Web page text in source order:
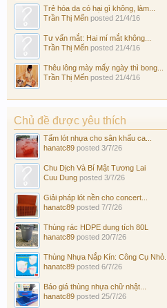
Trẻ hóa da có hại gì không, làm...
Trần Thị Mến posted 21/4/16
Tư vấn mắt: Hai mí mắt không...
Trần Thị Mến posted 21/4/16
Thêu lông mày mấy ngày thì bong...
Trần Thị Mến posted 21/4/16
Chủ đề được yêu thích
Tấm lót nhựa cho sân khấu ca...
hanatc89 posted 3/7/26
Chu Dịch Và Bí Mật Tương Lai
Cuu Dung posted 3/7/26
Giải pháp lót nền cho concert...
hanatc89 posted 7/7/26
Thùng rác HDPE dung tích 80L
hanatc89 posted 20/7/26
Thùng Nhựa Nắp Kín: Công Cụ Nhỏ...
hanatc89 posted 6/7/26
Báo giá thùng nhựa chữ nhật...
hanatc89 posted 25/7/26